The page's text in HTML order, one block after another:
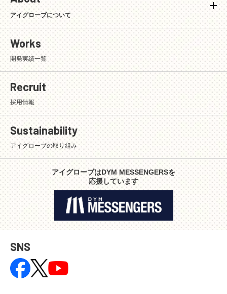
アイグローブについて
Works
開発実績一覧
Recruit
採用情報
Sustainability
アイグローブの取り組み
アイグローブはDYM MESSENGERSを
応援しています
SNS